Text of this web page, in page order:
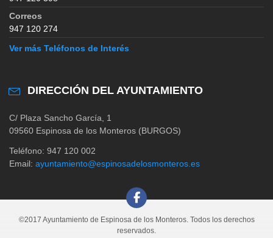
Correos
947 120 274
Ver más Teléfonos de Interés
DIRECCIÓN DEL AYUNTAMIENTO
C/ Plaza Sancho García, 1
09560 Espinosa de los Monteros (BURGOS)
Teléfono: 947 120 002
Email: ayuntamiento@espinosadelosmonteros.es
©2017 Ayuntamiento de Espinosa de los Monteros. Todos los derechos
reservados.